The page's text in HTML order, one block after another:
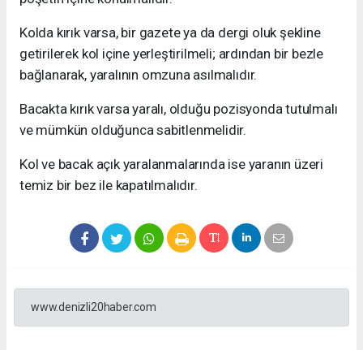
Kolda kırık varsa, bir gazete ya da dergi oluk şekline
getirilerek kol içine yerleştirilmeli; ardından bir bezle
bağlanarak, yaralının omzuna asılmalıdır.
Bacakta kırık varsa yaralı, olduğu pozisyonda tutulmalı
ve mümkün olduğunca sabitlenmelidir.
Kol ve bacak açık yaralanmalarında ise yaranın üzeri
temiz bir bez ile kapatılmalıdır.
www.denizli20haber.com